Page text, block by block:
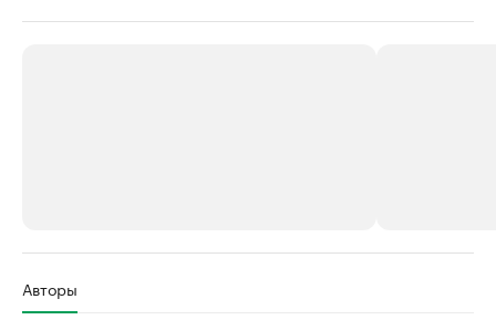
Крупнейшие производители и
Авторы